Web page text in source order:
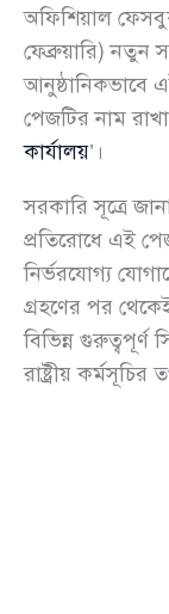
অফিশিয়াল
ফেব্রুয়ারি) নতুন
আনুষ্ঠানিকভাবে
পেজটির নাম
কার্যালয়’।
সরকারি সূত্রে
প্রতিরোধে এই
নির্ভরযোগ্য
গ্রহণের পর
বিভিন্ন গুরুত্বপূর্ণ
রাষ্ট্রীয়